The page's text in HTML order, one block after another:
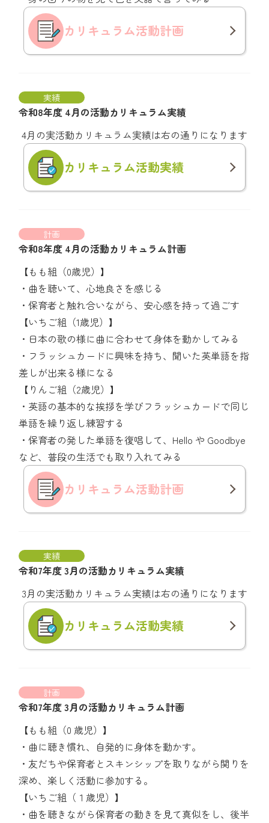
カリキュラム活動計画
実績
令和8年度 4月の活動カリキュラム実績
4月の実活動カリキュラム実績は右の通りになります
カリキュラム活動実績
計画
令和8年度 4月の活動カリキュラム計画
【もも組（0歳児）】
・曲を聴いて、心地良さを感じる
・保育者と触れ合いながら、安心感を持って過ごす
【いちご組（1歳児）】
・日本の歌の様に曲に合わせて身体を動かしてみる
・フラッシュカードに興味を持ち、聞いた英単語を指
差しが出来る様になる
【りんご組（2歳児）】
・英語の基本的な挨拶を学びフラッシュカードで同じ
単語を繰り返し練習する
・保育者の発した単語を復唱して、Hello や Goodbye
など、普段の生活でも取り入れてみる
カリキュラム活動計画
実績
令和7年度 3月の活動カリキュラム実績
3月の実活動カリキュラム実績は右の通りになります
カリキュラム活動実績
計画
令和7年度 3月の活動カリキュラム計画
【もも組（0 歳児）】
・曲に聴き慣れ、自発的に身体を動かす。
・友だちや保育者とスキンシップを取りながら関りを
深め、楽しく活動に参加する。
【いちご組（１歳児）】
・曲を聴きながら保育者の動きを見て真似をし、後半